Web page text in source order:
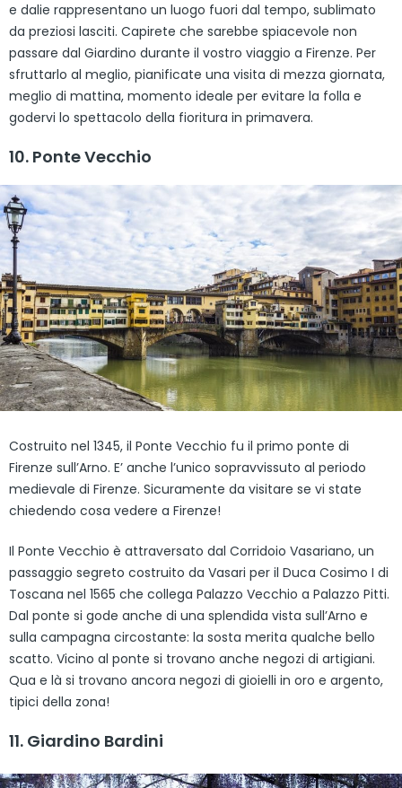
e dalie rappresentano un luogo fuori dal tempo, sublimato
da preziosi lasciti. Capirete che sarebbe spiacevole non
passare dal Giardino durante il vostro viaggio a Firenze. Per
sfruttarlo al meglio, pianificate una visita di mezza giornata,
meglio di mattina, momento ideale per evitare la folla e
godervi lo spettacolo della fioritura in primavera.
10. Ponte Vecchio
Costruito nel 1345, il Ponte Vecchio fu il primo ponte di
Firenze sull’Arno. E’ anche l’unico sopravvissuto al periodo
medievale di Firenze. Sicuramente da visitare se vi state
chiedendo cosa vedere a Firenze!
Il Ponte Vecchio è attraversato dal Corridoio Vasariano, un
passaggio segreto costruito da Vasari per il Duca Cosimo I di
Toscana nel 1565 che collega Palazzo Vecchio a Palazzo Pitti.
Dal ponte si gode anche di una splendida vista sull’Arno e
sulla campagna circostante: la sosta merita qualche bello
scatto. Vicino al ponte si trovano anche negozi di artigiani.
Qua e là si trovano ancora negozi di gioielli in oro e argento,
tipici della zona!
11. Giardino Bardini